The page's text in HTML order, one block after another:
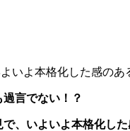
いよ本格化した感の
過言でない！？
、いよいよ本格化し